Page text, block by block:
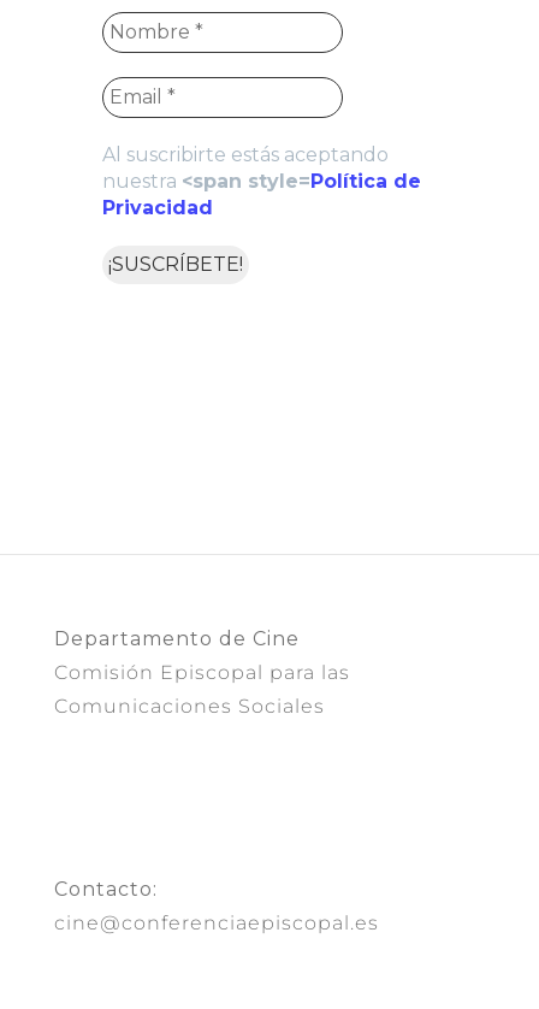
Al suscribirte estás aceptando
nuestra <span style=Política de
Privacidad
Departamento de Cine
Comisión Episcopal para las
Comunicaciones Sociales
Contacto:
cine@conferenciaepiscopal.es